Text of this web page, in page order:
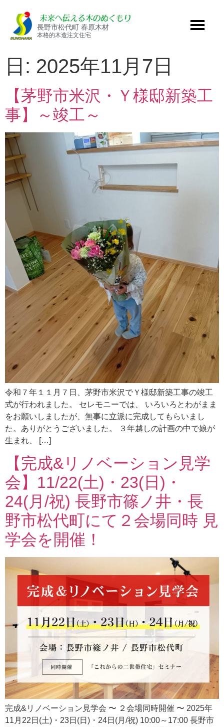
長野市松代町 春原木材
本格的木造注文住宅
日: 2025年11月7日
【茅野市米沢・Ｙ様邸新築工
事】～竣工～
令和７年１１月７日、茅野市米沢でＹ様邸新築工事の竣工
式が行われました。 セレモニーでは、 いろいろとわがまま
をお願いしましたが、無事に立派に完成してもらいまし
た。ありがとうございました。 ３年越しの計画の中で娘が
生まれ、 […]
【完成&リノベーション見学
会】11/22(土)・23(日)・
24(月/祝) 長野市篠ノ井・長
野市松代町にて２会場同時 見
学会を開催！
完成&リノベーション見学会 〜 ２会場同時開催 〜 2025年
11月22日(土)・23日(日)・24日(月/祝) 10:00～17:00 長野市